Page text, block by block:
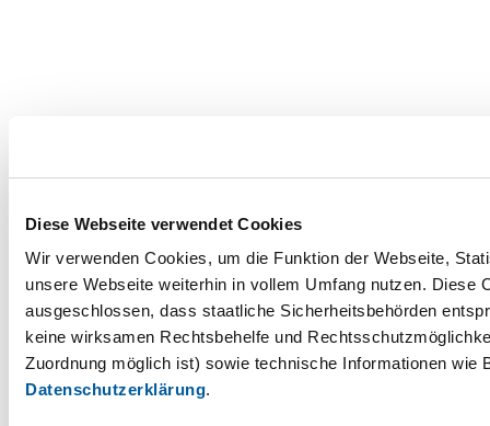
Diese Webseite verwendet Cookies
Wir verwenden Cookies, um die Funktion der Webseite,
unsere Webseite weiterhin in vollem Umfang nutzen.
ausgeschlossen, dass staatliche Sicherheitsbehörden
keine wirksamen Rechtsbehelfe und
Zuordnung möglich ist) sowie technische Informationen wie
Datenschutzerklärung.